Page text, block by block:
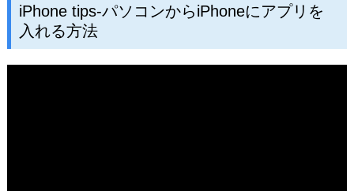
iPhone tips-パソコンからiPhoneにアプリを
入れる方法